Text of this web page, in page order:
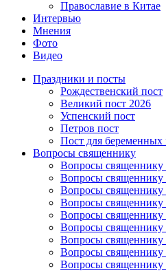
Православие в Китае
Интервью
Мнения
Фото
Видео
Праздники и посты
Рождественский пост
Великий пост 2026
Успенский пост
Петров пост
Пост для
Вопросы священнику
Вопросы священнику
Вопросы священнику
Вопросы священнику
Вопросы
Вопросы священнику
Вопросы священнику
Вопросы священнику
Вопросы
Вопросы